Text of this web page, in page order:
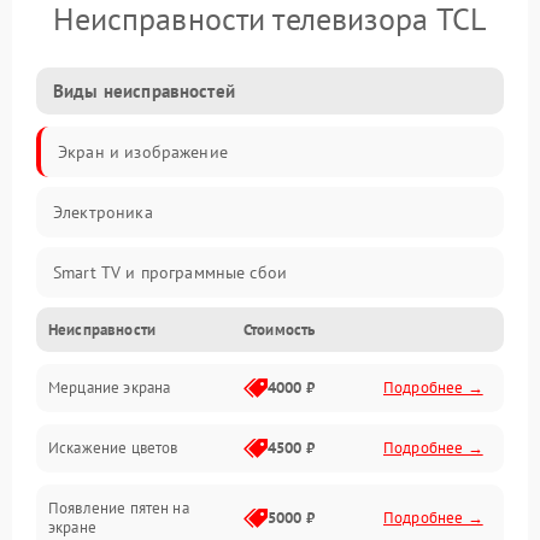
Неисправности телевизора TCL
Виды неисправностей
Экран и изображение
Электроника
Smart TV и программные сбои
Питание и запуск
Подсветка и LED-модули
Звук и аудиосистема
Сигнал и приём каналов
Неисправности Стоимость
Мерцание экрана 4000 ₽ Подробнее →
Искажение цветов 4500 ₽ Подробнее →
Появление пятен на
экране
5000 ₽ Подробнее →